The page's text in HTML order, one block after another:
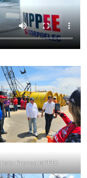
Foto: Prensa MPPEE